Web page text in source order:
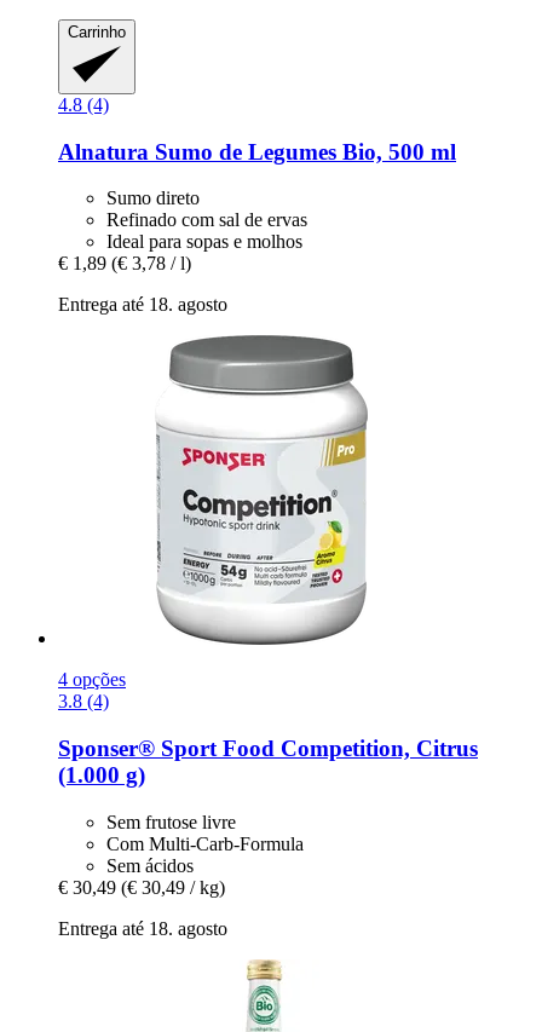
Carrinho
4.8 (4)
Alnatura Sumo de Legumes Bio, 500 ml
Sumo direto
Refinado com sal de ervas
Ideal para sopas e molhos
€ 1,89 (€ 3,78 / l)
Entrega até 18. agosto
4 opções
3.8 (4)
Sponser® Sport Food Competition, Citrus
(1.000 g)
Sem frutose livre
Com Multi-Carb-Formula
Sem ácidos
€ 30,49 (€ 30,49 / kg)
Entrega até 18. agosto